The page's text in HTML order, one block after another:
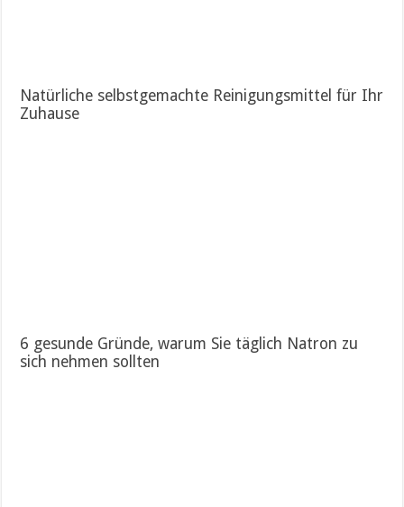
Natürliche selbstgemachte Reinigungsmittel für Ihr
Zuhause
6 gesunde Gründe, warum Sie täglich Natron zu
sich nehmen sollten